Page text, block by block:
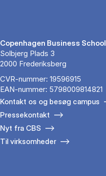
Copenhagen Business School
Solbjerg Plads 3
2000 Frederiksberg
CVR-nummer: 19596915
EAN-nummer: 5798009814821
Kontakt os og besøg campus
Pressekontakt
Nyt fra CBS
Til virksomheder